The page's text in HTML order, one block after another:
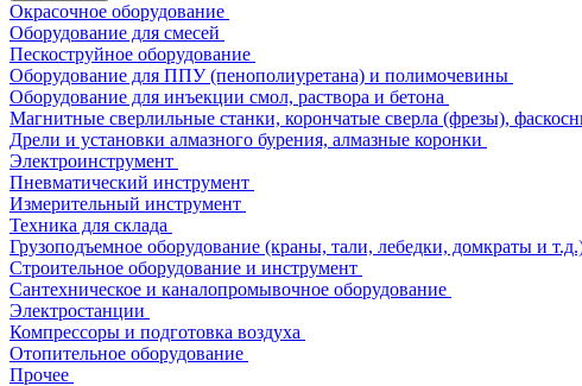
Окрасочное оборудование
Оборудование для смесей
Пескоструйное оборудование
Оборудование для ППУ (пенополиуретана) и полимочевины
Оборудование для инъекции смол, раствора и бетона
Магнитные сверлильные станки, корончатые сверла (фрезы),
Дрели и установки алмазного бурения, алмазные коронки
Электроинструмент
Пневматический инструмент
Измерительный инструмент
Техника для склада
Грузоподъемное оборудование (краны, тали, лебедки, домкраты и
Строительное оборудование и инструмент
Сантехническое и каналопромывочное оборудование
Электростанции
Компрессоры и подготовка воздуха
Отопительное оборудование
Прочее